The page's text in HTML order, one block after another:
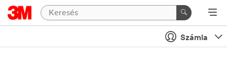
Számla